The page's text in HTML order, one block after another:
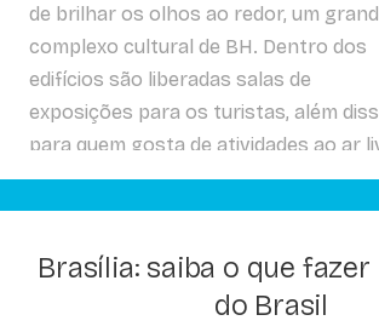
de brilhar os olhos ao redor, um
complexo cultural de BH. Dentro dos
edifícios são liberadas salas de
exposições para os turistas, além
para quem gosta de atividades ao ar
vai se apaixonar pela área externa do
local, um ótimo destino para passar o
Brasília: saiba o que
do Brasil